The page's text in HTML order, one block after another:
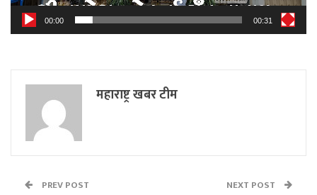
00:00 00:31
महाराष्ट्र खबर टीम
PREV POST NEXT POST